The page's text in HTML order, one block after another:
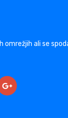
omrežjih ali se